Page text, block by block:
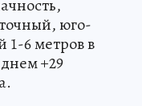
юго-
1-6 метров в
+29